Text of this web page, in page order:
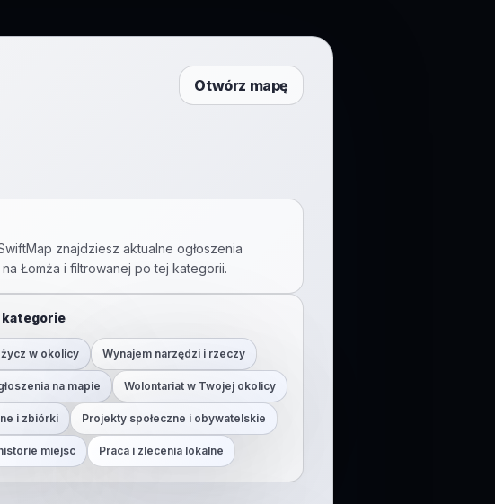
Otwórz mapę
znajdziesz aktualne ogłoszenia
Łomża i filtrowanej po tej kategorii.
kategorie
w okolicy Wynajem narzędzi i rzeczy
na mapie Wolontariat w Twojej okolicy
i zbiórki Projekty społeczne i obywatelskie
miejsc Praca i zlecenia lokalne